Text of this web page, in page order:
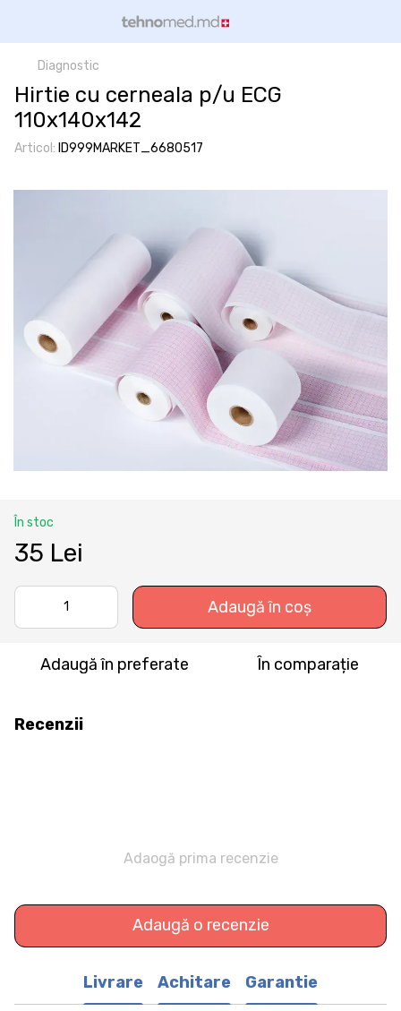
Diagnostic
Hirtie cu cerneala p/u ECG
110х140х142
Articol: ID999MARKET_6680517
În stoc
35 Lei
Adaugă în coș
Adaugă în preferate În comparație
Recenzii
Adaogă prima recenzie
Adaugă o recenzie
Livrare Achitare Garantie